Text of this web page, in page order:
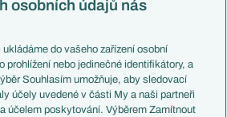
osobních údajů nás
ukládáme do vašeho zařízení osobní
prohlížení nebo jedinečné identifikátory, a
Souhlasím umožňuje, aby sledovací
účely uvedené v části My a naši partneři
účelem poskytování. Výběrem Zamítnout